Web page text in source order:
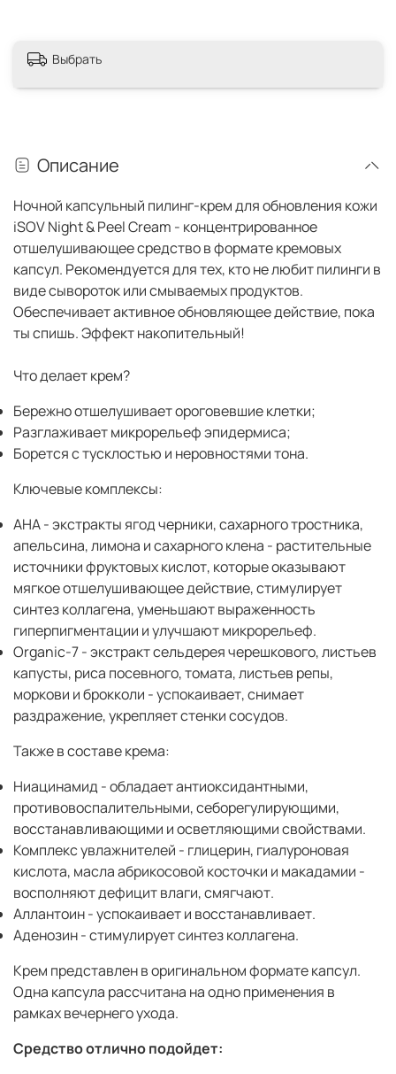
Выбрать
Описание
Ночной капсульный пилинг-крем для обновления кожи
iSOV Night & Peel Cream - концентрированное
отшелушивающее средство в формате кремовых
капсул. Рекомендуется для тех, кто не любит пилинги в
виде сывороток или смываемых продуктов.
Обеспечивает активное обновляющее действие, пока
ты спишь. Эффект накопительный!
Что делает крем?
Бережно отшелушивает ороговевшие клетки;
Разглаживает микрорельеф эпидермиса;
Борется с тусклостью и неровностями тона.
Ключевые комплексы:
AHA - экстракты ягод черники, сахарного тростника,
апельсина, лимона и сахарного клена - растительные
источники фруктовых кислот, которые оказывают
мягкое отшелушивающее действие, стимулирует
синтез коллагена, уменьшают выраженность
гиперпигментации и улучшают микрорельеф.
Organic-7 - экстракт сельдерея черешкового, листьев
капусты, риса посевного, томата, листьев репы,
моркови и брокколи - успокаивает, снимает
раздражение, укрепляет стенки сосудов.
Также в составе крема:
Ниацинамид - обладает антиоксидантными,
противовоспалительными, себорегулирующими,
восстанавливающими и осветляющими свойствами.
Комплекс увлажнителей - глицерин, гиалуроновая
кислота, масла абрикосовой косточки и макадамии -
восполняют дефицит влаги, смягчают.
Аллантоин - успокаивает и восстанавливает.
Аденозин - стимулирует синтез коллагена.
Крем представлен в оригинальном формате капсул.
Одна капсула рассчитана на одно применения в
рамках вечернего ухода.
Средство отлично подойдет: